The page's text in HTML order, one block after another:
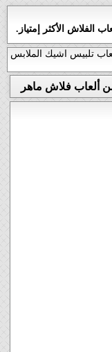
الفلاش الأكثر إمتياز.
تلبيس اشيك الملابس
ألعاب فلاش ماهر